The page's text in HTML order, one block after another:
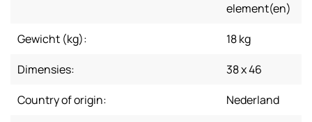
element(en)
Gewicht (kg):
18 kg
Dimensies:
38 x 46
Country of origin:
Nederland